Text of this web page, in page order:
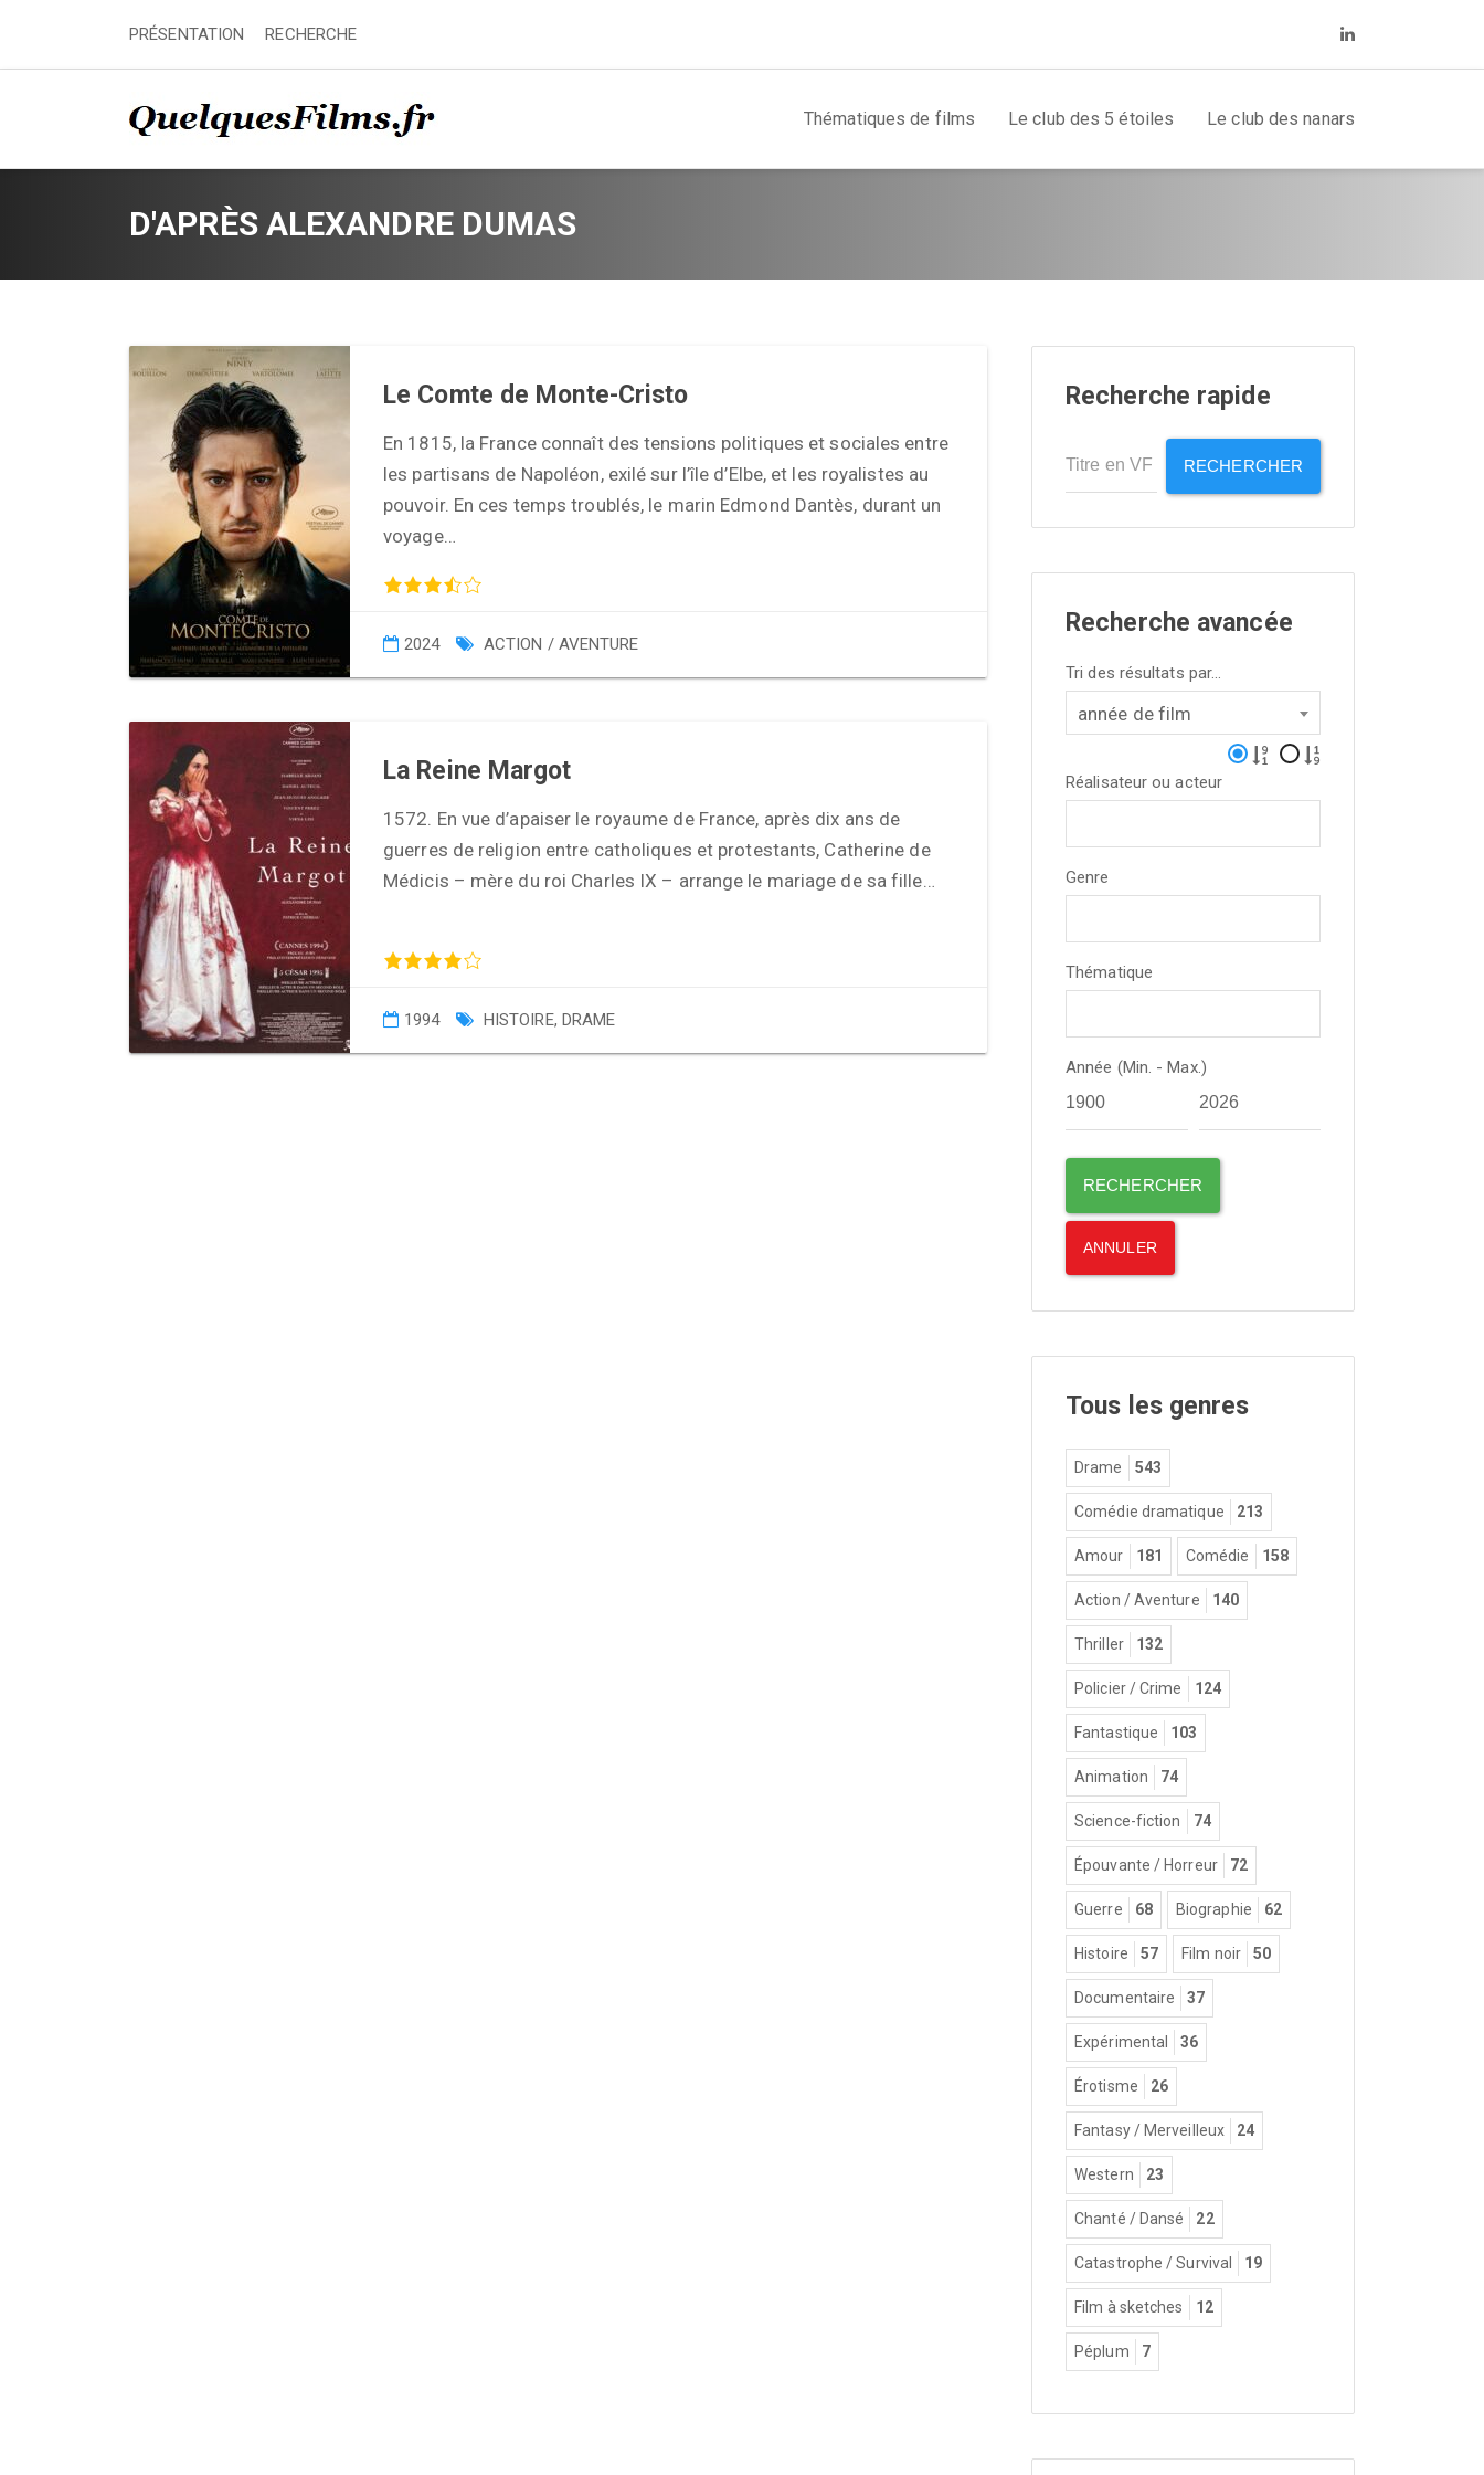
PRÉSENTATION RECHERCHE
Thématiques de films Le club des 5 étoiles Le club des nanars
D'APRÈS ALEXANDRE DUMAS
Le Comte de Monte-Cristo
En 1815, la France connaît des tensions politiques et sociales entre
les partisans de Napoléon, exilé sur l’île d’Elbe, et les royalistes au
pouvoir. En ces temps troublés, le marin Edmond Dantès, durant un
voyage…
2024 ACTION / AVENTURE
La Reine Margot
1572. En vue d’apaiser le royaume de France, après dix ans de
guerres de religion entre catholiques et protestants, Catherine de
Médicis – mère du roi Charles IX – arrange le mariage de sa fille…
1994 HISTOIRE, DRAME
Recherche rapide
RECHERCHER
Recherche avancée
Tri des résultats par...
année de film
Réalisateur ou acteur
Genre
Thématique
Année (Min. - Max.)
Tous les genres
Drame 543
Comédie dramatique 213
Amour 181 Comédie 158
Action / Aventure 140
Thriller 132
Policier / Crime 124
Fantastique 103
Animation 74
Science-fiction 74
Épouvante / Horreur 72
Guerre 68 Biographie 62
Histoire 57 Film noir 50
Documentaire 37
Expérimental 36
Érotisme 26
Fantasy / Merveilleux 24
Western 23
Chanté / Dansé 22
Catastrophe / Survival 19
Film à sketches 12
Péplum 7